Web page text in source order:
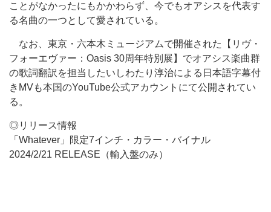
ことがなかったにもかかわらず、今でもオアシスを代表す
る名曲の一つとして愛されている。
なお、東京・六本木ミュージアムで開催された【リヴ・
フォーエヴァー：Oasis 30周年特別展】でオアシス楽曲群
の歌詞翻訳を担当したいしわたり淳治による日本語字幕付
きMVも本国のYouTube公式アカウントにて公開されてい
る。
◎リリース情報
「Whatever」限定7インチ・カラー・バイナル
2024/2/21 RELEASE（輸入盤のみ）